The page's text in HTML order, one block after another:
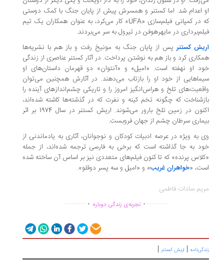
اعدام شد. اما کستنر و همسرش پیش از پایان جنگ با کمک دوستی
کمپانی فیلم‌سازی«UFA»کار می‌کرد، به عنوان همکاران یک تیم
درمایهرهوفن در تیرول به سر می‌بردند.
کستنرپس از پایان جنگ به مونیخ رفت و باز هم با نشریه‌ها
کرد و باز هم به نوشتن پرداخت. در آثار کستنر عناصریاز زندگی
او نهفته است. «امیل» و «آنتوان» دو قهرمان داستان‌های او
از خود او را بازتاب می‌دهند. در آثارش همچنین می‌توان
تلخ و هراس‌انگیز امروز را و تاریکی چشم‌اندازهای آینده را
که چگونه تخم کینه و نفرت که در گذشته‌ها کاشته شده‌اند،‌
در زمین تلخ بارور می‌شوند. اریش کستنر در سال 1974 بر اثر
سرطان چشم از جهان فروبست.
به ویژه در عرصه ادبیات کودکان و نوجوانان، آثارى به یادماندنى از
به جا گذاشته است که برخى به فارسى ترجمه شده‌اند، از جمله
پرنده» که تا کنون فیلم‌هاى متعددى نیز بر اساس آن ساخته شده
«خواهران غریب» و «امیل و سه پسر دوقلو».
سادات فاطمی
................تجربه‌ی زندگی دوباره ...............
|اریش کستنر|